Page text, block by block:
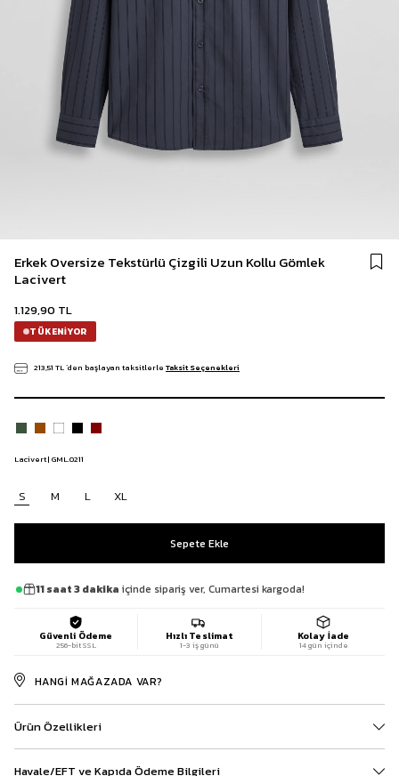
Erkek Oversize Tekstürlü Çizgili Uzun Kollu Gömlek
Lacivert
1.129,90 TL
TÜKENIYOR
213,51 TL`den başlayan taksitlerle Taksit Seçenekleri
Lacivert | GML.0211
S M L XL
11 saat 3 dakika içinde sipariş ver, Cumartesi kargoda!
Güvenli Ödeme
256-bit SSL
Hızlı Teslimat
1-3 iş günü
Kolay İade
14 gün içinde
HANGI MAĞAZADA VAR?
Ürün Özellikleri
Havale/EFT ve Kapıda Ödeme Bilgileri